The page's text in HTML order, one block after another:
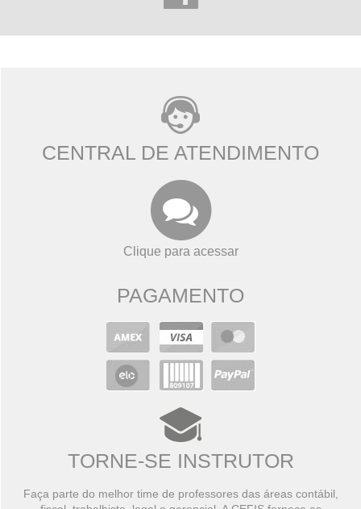
CENTRAL DE ATENDIMENTO
Clique para acessar
PAGAMENTO
TORNE-SE INSTRUTOR
Faça parte do melhor time de professores das áreas contábil,